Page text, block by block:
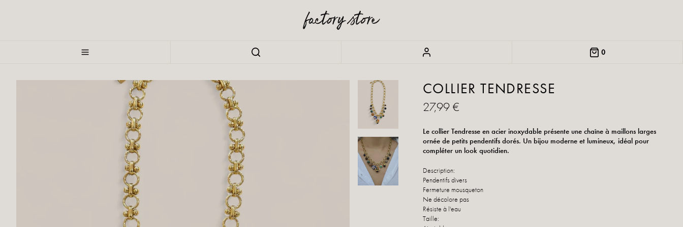
0
COLLIER TENDRESSE
27,99 €
Le collier Tendresse en acier inoxydable présente une chaîne à maillons larges
ornée de petits pendentifs dorés. Un bijou moderne et lumineux, idéal pour
compléter un look quotidien.
Description:
Pendentifs divers
Fermeture mousqueton
Ne décolore pas
Résiste à l'eau
Taille: